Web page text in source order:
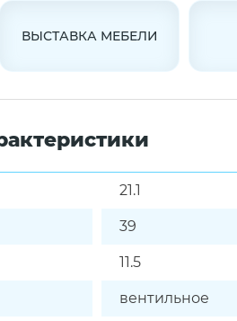
ВЫСТАВКА МЕБЕЛИ
21.1
39
11.5
вентильное